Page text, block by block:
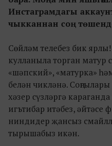
Инстаграмдагы
чыкканнан соң
Сөйләм телебез бик
кулланыла торган матур
«шәпский», «матурка»
белән чикләнә.
хәзер сүзләргә
игътибар итәбез, әйтәсе
ниндидер җансыз
тырышабыз икән.